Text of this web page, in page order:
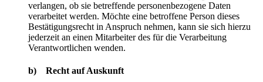
verlangen, ob sie betreffende personenbezogene Daten
verarbeitet werden. Möchte eine betroffene Person dieses
Bestätigungsrecht in Anspruch nehmen, kann sie sich hierzu
jederzeit an einen Mitarbeiter des für die Verarbeitung
Verantwortlichen wenden.
b) Recht auf Auskunft